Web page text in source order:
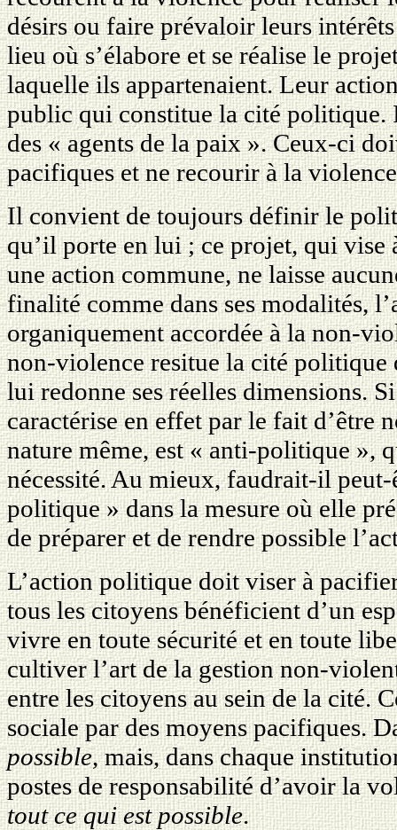
désirs ou faire prévaloir leurs
lieu où s’élabore et se réalise le
laquelle ils appartenaient. Leur
public qui constitue la cité politique.
des « agents de la paix ». Ceux-ci
pacifiques et ne recourir à la
Il convient de toujours définir le
qu’il porte en lui ; ce projet, qui vise
une action commune, ne laisse
finalité comme dans ses modalités,
organiquement accordée à la non-
non-violence resitue la cité politique
lui redonne ses réelles dimensions.
caractérise en effet par le fait d’être
nature même, est « anti-politique »,
nécessité. Au mieux, faudrait-il
politique » dans la mesure où elle
de préparer et de rendre possible
L’action politique doit viser à
tous les citoyens bénéficient d’un
vivre en toute sécurité et en toute
cultiver l’art de la gestion non-
entre les citoyens au sein de la cité.
sociale par des moyens pacifiques.
possible, mais, dans chaque
postes de responsabilité d’avoir la
tout ce qui est possible.